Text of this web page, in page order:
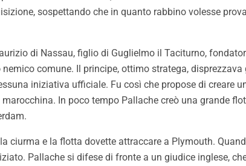
sospettando che in quanto rabbino volesse
di Nassau, figlio di Guglielmo il Taciturno,
comune. Il principe, ottimo stratega,
iniziativa ufficiale. Fu così che propose di creare
In poco tempo Pallache creò una grande
ciurma e la flotta dovette attraccare a Plymouth.
Pallache si difese di fronte a un giudice inglese,